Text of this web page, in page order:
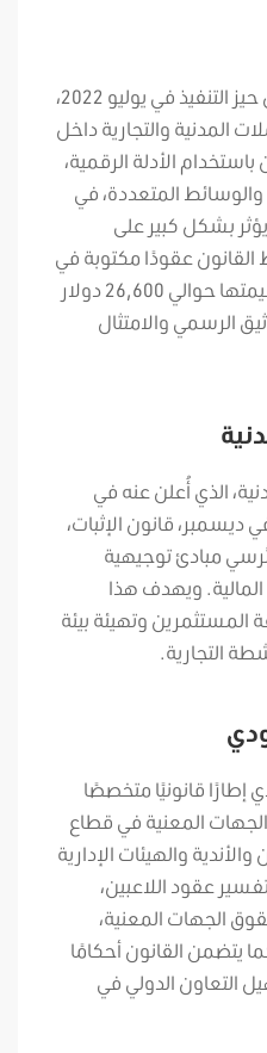
يعد قانون الإثبات، الذي دخل حيز التنفيذ في يوليو 2022،
المدنية والتجارية داخل
الأدلة الرقمية،
والوسائط المتعددة، في
يؤثر بشكل كبير على
عقودًا مكتوبة في
النزاعات المالية التي تتجاوز قيمتها حوالي 26,600 دولار
الرسمي والامتثال
الذي أُعلن عنه في
في ديسمبر، قانون الإثبات،
من 700 مادة تُرسي مبادئ توجيهية
ويهدف هذا
المستثمرين وتهيئة بيئة
التجارية.
إطارًا قانونيًا متخصصًا
المعنية في قطاع
والهيئات الإدارية
عقود اللاعبين،
الجهات المعنية،
يتضمن القانون أحكامًا
التعاون الدولي في